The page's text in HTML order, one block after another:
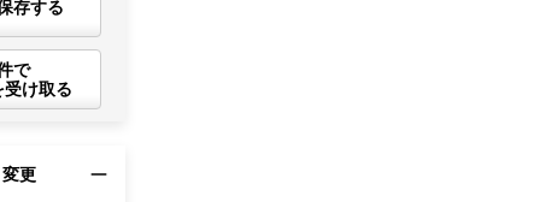
存する
で
受け取る
更